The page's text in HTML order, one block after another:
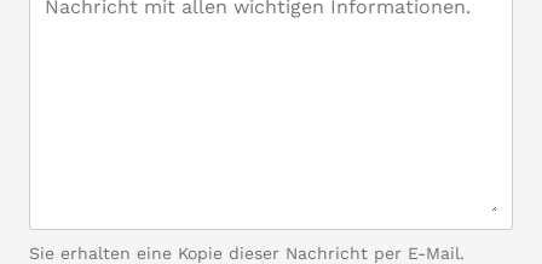
Sie erhalten eine Kopie dieser Nachricht per E-Mail.